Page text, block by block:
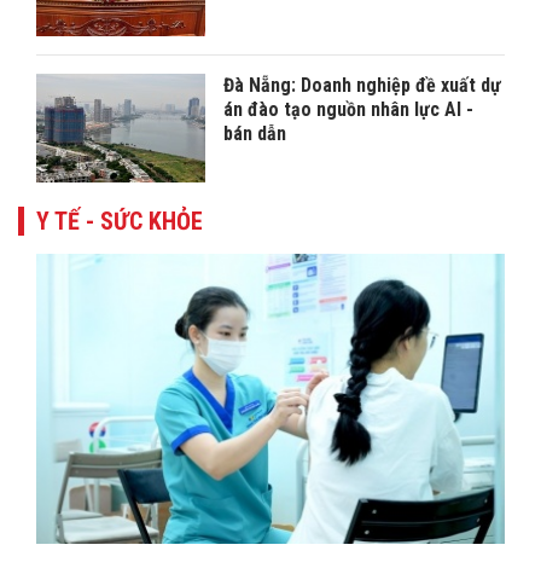
Đà Nẵng: Doanh nghiệp đề xuất dự
án đào tạo nguồn nhân lực AI -
bán dẫn
Y TẾ - SỨC KHỎE